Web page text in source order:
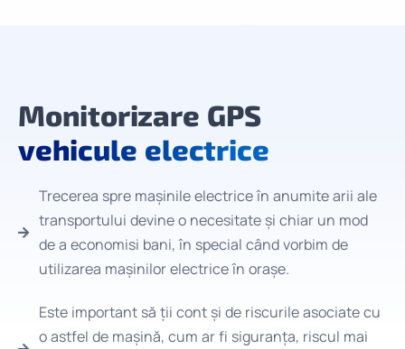
Monitorizare GPS
vehicule electrice
Trecerea spre mașinile electrice în anumite arii ale
transportului devine o necesitate și chiar un mod
de a economisi bani, în special când vorbim de
utilizarea mașinilor electrice în orașe.
Este important să ții cont și de riscurile asociate cu
o astfel de mașină, cum ar fi siguranța, riscul mai